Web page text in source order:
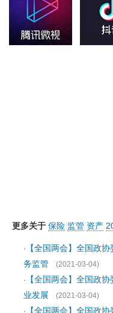
更多关于 保险 监管 资产
·
【全国两会】全国政
务监管
(2021-03-04)
·
【全国两会】全国政
业发展
(2021-03-04)
·
【全国两会】全国政